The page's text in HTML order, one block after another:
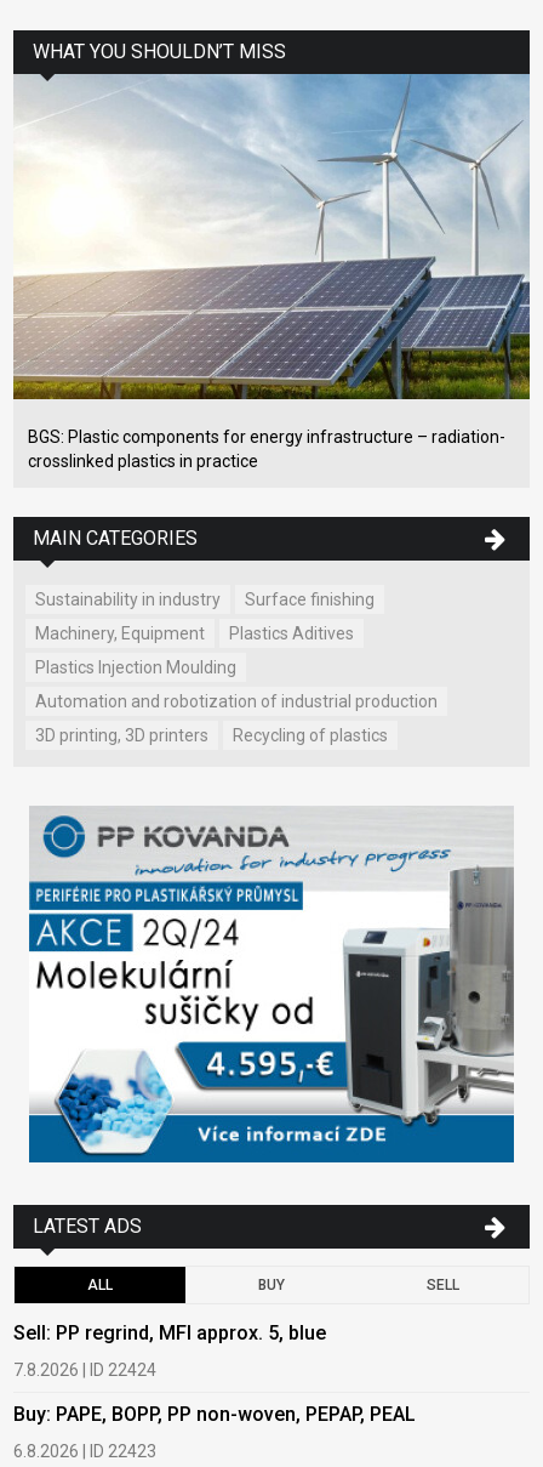
WHAT YOU SHOULDN’T MISS
BGS: Plastic components for energy infrastructure – radiation-
crosslinked plastics in practice
MAIN CATEGORIES
Sustainability in industry
Surface finishing
Machinery, Equipment
Plastics Aditives
Plastics Injection Moulding
Automation and robotization of industrial production
3D printing, 3D printers
Recycling of plastics
LATEST ADS
ALL BUY SELL
Sell: PP regrind, MFI approx. 5, blue
7.8.2026 | ID 22424
Buy: PAPE, BOPP, PP non-woven, PEPAP, PEAL
6.8.2026 | ID 22423